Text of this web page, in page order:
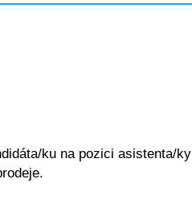
ku na pozici asistenta/ky